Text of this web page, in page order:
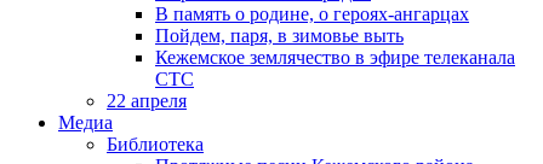
В память о родине, о героях-ангарцах
Пойдем, паря, в зимовье выть
Кежемское землячество в эфире телеканала
СТС
22 апреля
Медиа
Библиотека